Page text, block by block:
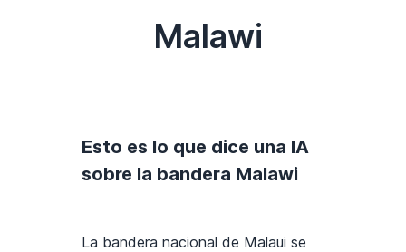
Malawi
Esto es lo que dice una IA
sobre la bandera Malawi
La bandera nacional de Malaui se